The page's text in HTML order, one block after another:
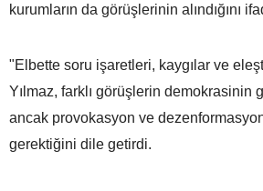
kurumların da görüşlerinin alındığını
"Elbette soru işaretleri, kaygılar ve
Yılmaz, farklı görüşlerin demokrasinin
ancak provokasyon ve
gerektiğini dile getirdi.